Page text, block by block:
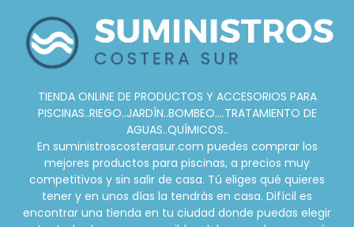
TIENDA ONLINE DE PRODUCTOS Y ACCESORIOS PARA
PISCINAS..RIEGO..JARDÍN..BOMBEO....TRATAMIENTO DE
AGUAS..QUÍMICOS..
En suministroscosterasur.com puedes comprar los
mejores productos para piscinas, a precios muy
competitivos y sin salir de casa. Tú eliges qué quieres
tener y en unos días la tendrás en casa. Difícil es
encontrar una tienda en tu ciudad donde puedas elegir